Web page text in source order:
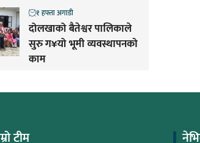
दोलखाको बैतेश्वर पालिकाले
सुरु ग¥यो भूमी व्यवस्थापनको
काम
१ हफ्ता अगाडी
टीम